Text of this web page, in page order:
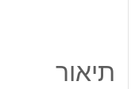
תיאור